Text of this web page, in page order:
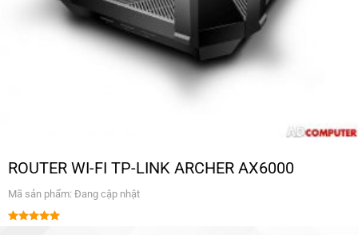
ROUTER WI-FI TP-LINK ARCHER AX6000
Mã sản phẩm: Đang cập nhật